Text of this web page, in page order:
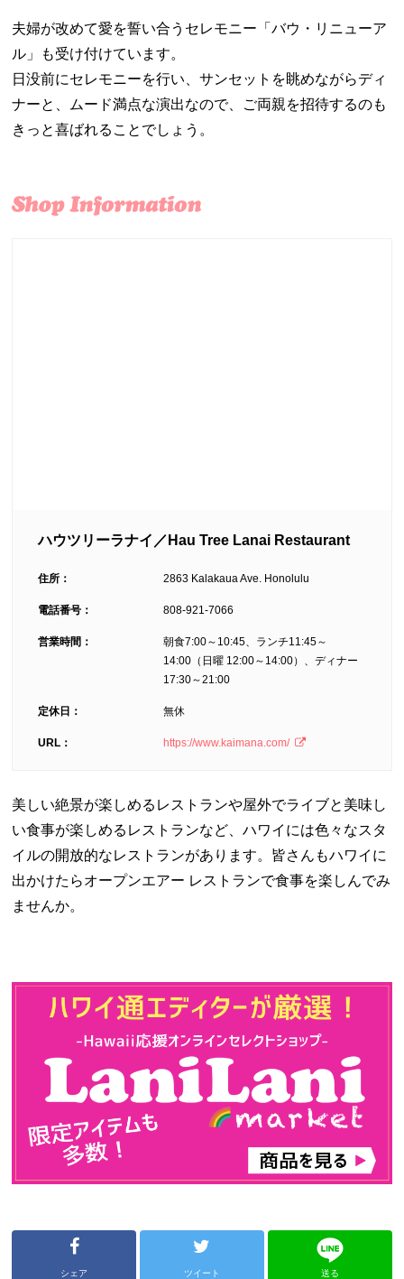
夫婦が改めて愛を誓い合うセレモニー「バウ・リニューア
ル」も受け付けています。
日没前にセレモニーを行い、サンセットを眺めながらディ
ナーと、ムード満点な演出なので、ご両親を招待するのも
きっと喜ばれることでしょう。
ハウツリーラナイ／Hau Tree Lanai Restaurant
住所： 2863 Kalakaua Ave. Honolulu
電話番号： 808-921-7066
営業時間：
朝食7:00～10:45、ランチ11:45～
14:00（日曜 12:00～14:00）、ディナー
17:30～21:00
定休日： 無休
URL： https://www.kaimana.com/
美しい絶景が楽しめるレストランや屋外でライブと美味し
い食事が楽しめるレストランなど、ハワイには色々なスタ
イルの開放的なレストランがあります。皆さんもハワイに
出かけたらオープンエアー レストランで食事を楽しんでみ
ませんか。
シェア ツイート 送る